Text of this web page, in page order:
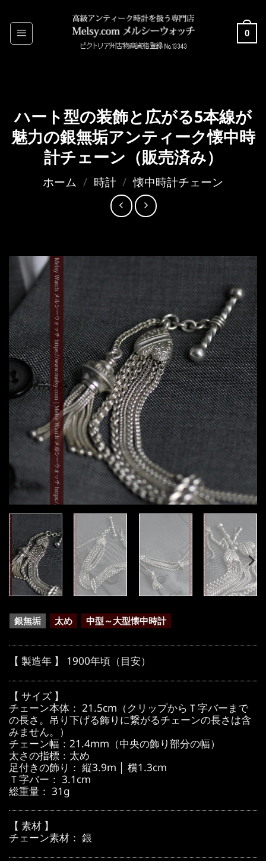
to
content
0
ハート型の装飾と広がる5本線が
魅力の銀無垢アンティーク懐中時
計チェーン（販売済み）
ホーム / 時計 / 懐中時計チェーン
銀無垢 太め 中型～大型懐中時計
【 製造年 】 1900年頃（目安）
【 サイズ 】
チェーン本体： 21.5cm（クリップからＴ字バーまで
の長さ。吊り下げる飾りに繋がるチェーンの長さは含
みません。）
チェーン幅：21.4mm（中央の飾り部分の幅）
太さの指標：太め
足付きの飾り： 縦3.9m │ 横1.3cm
Ｔ字バー： 3.1cm
総重量： 31g
【 素材 】
チェーン素材： 銀